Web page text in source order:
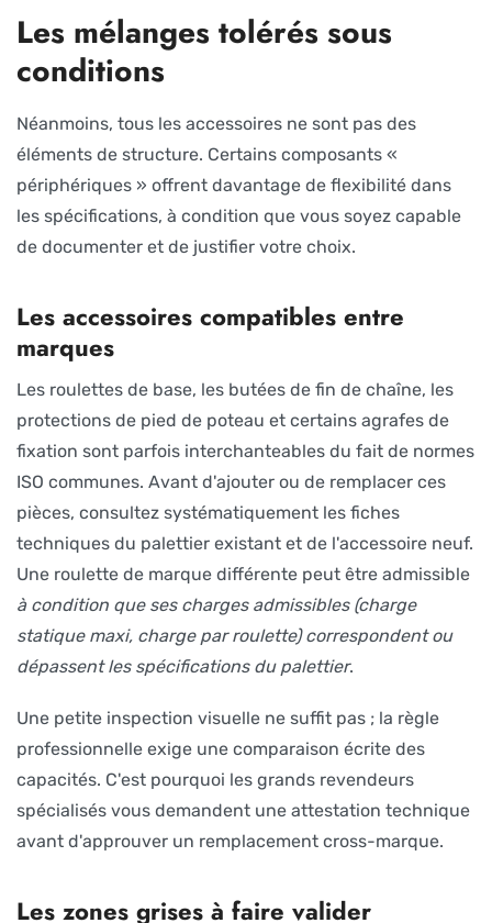
Les mélanges tolérés sous
conditions
Néanmoins, tous les accessoires ne sont pas des
éléments de structure. Certains composants «
périphériques » offrent davantage de flexibilité dans
les spécifications, à condition que vous soyez capable
de documenter et de justifier votre choix.
Les accessoires compatibles entre
marques
Les roulettes de base, les butées de fin de chaîne, les
protections de pied de poteau et certains agrafes de
fixation sont parfois interchanteables du fait de normes
ISO communes. Avant d'ajouter ou de remplacer ces
pièces, consultez systématiquement les fiches
techniques du palettier existant et de l'accessoire neuf.
Une roulette de marque différente peut être admissible
à condition que ses charges admissibles (charge
statique maxi, charge par roulette) correspondent ou
dépassent les spécifications du palettier.
Une petite inspection visuelle ne suffit pas ; la règle
professionnelle exige une comparaison écrite des
capacités. C'est pourquoi les grands revendeurs
spécialisés vous demandent une attestation technique
avant d'approuver un remplacement cross-marque.
Les zones grises à faire valider